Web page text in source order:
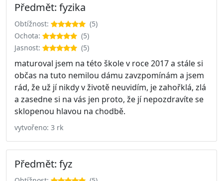
Předmět: fyzika
Obtížnost:
(5)
Ochota:
(5)
Jasnost:
(5)
maturoval jsem na této škole v roce 2017 a stále si
občas na tuto nemilou dámu zavzpomínám a jsem
rád, že už jí nikdy v životě neuvidím, je zahořklá, zlá
a zasedne si na vás jen proto, že jí nepozdravíte se
sklopenou hlavou na chodbě.
vytvořeno: 3 rk
Předmět: fyz